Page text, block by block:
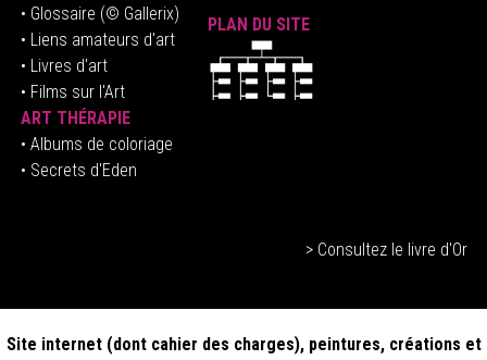
• Glossaire (© Gallerix)
• Liens amateurs d'art
• Livres d'art
• Films sur l'Art
ART THÉRAPIE
• Albums de coloriage
• Secrets d'Eden
PLAN DU SITE
> Consultez le livre d'Or
Site internet (dont cahier des charges), peintures, créations et